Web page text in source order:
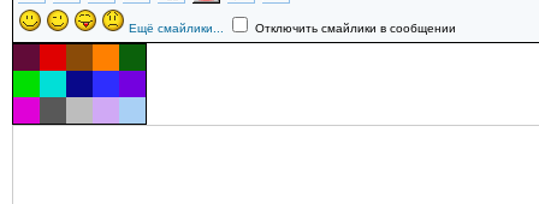
Ещё смайлики... Отключить смайлики в сообщении